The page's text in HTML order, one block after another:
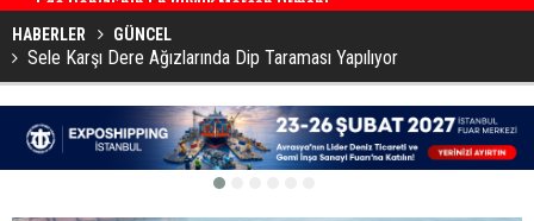
HABERLER GÜNCEL
Sele Karşı Dere Ağızlarında Dip Taraması Yapılıyor